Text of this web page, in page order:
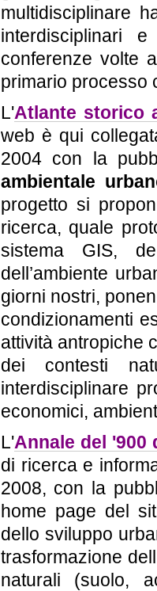
multidisciplinare
interdisciplinari
conferenze volte
primario processo
L'Atlante storico
web è qui
2004 con la
ambientale
progetto si
ricerca, quale
sistema GIS,
dell’ambiente
giorni nostri,
condizionamenti
attività antropiche
dei contesti
interdisciplinare
economici,
L'Annale del '900
di ricerca e
2008, con la
home page del
dello sviluppo
trasformazione
naturali (suolo,